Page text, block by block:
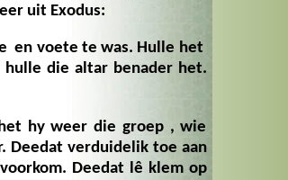
uit Exodus:
en voete te was. Hulle het
die altar benader het.
hy weer die groep , wie
Deedat verduidelik toe aan
Deedat lê klem op